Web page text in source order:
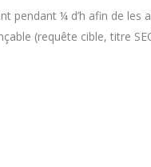
pendant ¼ d’h afin de les
(requête cible, titre